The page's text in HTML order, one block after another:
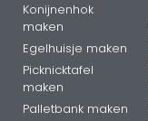
Konijnenhok
maken
Egelhuisje maken
Picknicktafel
maken
Palletbank maken